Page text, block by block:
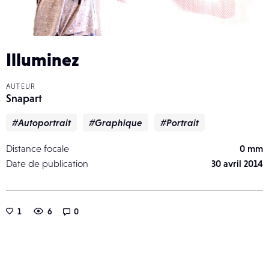
Illuminez
AUTEUR
Snapart
#Autoportrait #Graphique #Portrait
Distance focale
0 mm
Date de publication
30 avril 2014
1 6 0